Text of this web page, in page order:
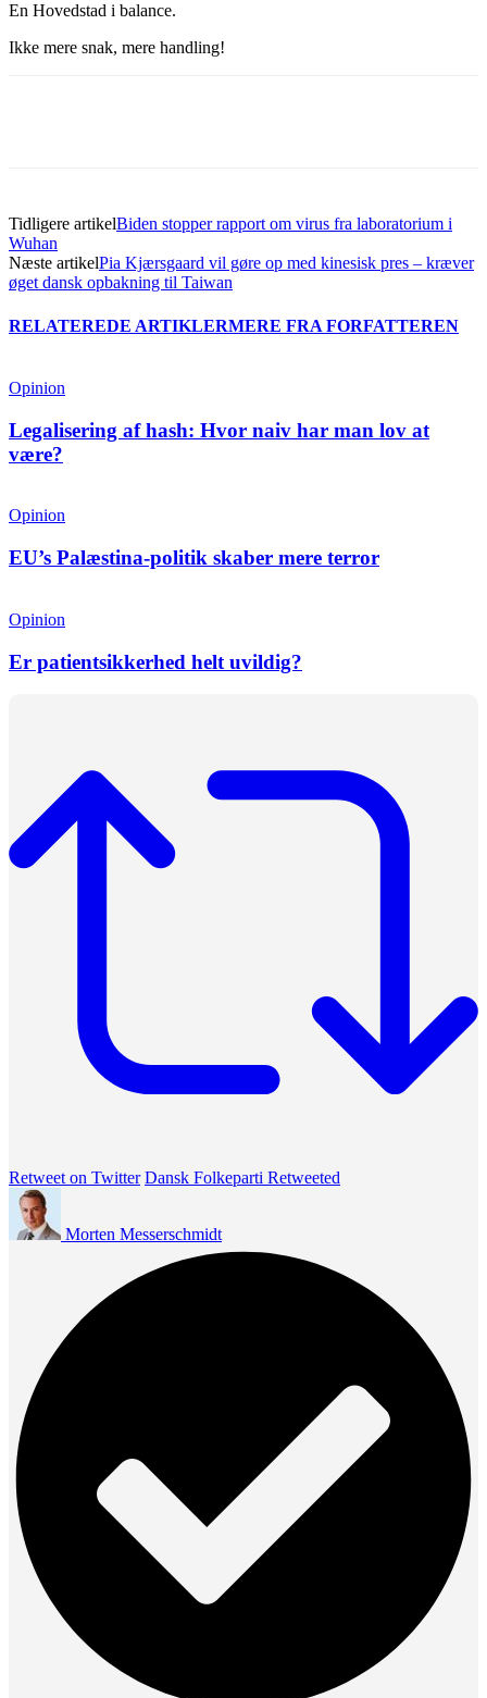
En Hovedstad i balance.
Ikke mere snak, mere handling!
Tidligere artikelBiden stopper rapport om virus fra laboratorium i
Wuhan
Næste artikelPia Kjærsgaard vil gøre op med kinesisk pres – kræver
øget dansk opbakning til Taiwan
RELATEREDE ARTIKLERMERE FRA FORFATTEREN
Opinion
Legalisering af hash: Hvor naiv har man lov at
være?
Opinion
EU’s Palæstina-politik skaber mere terror
Opinion
Er patientsikkerhed helt uvildig?
Retweet on Twitter Dansk Folkeparti Retweeted
Morten Messerschmidt